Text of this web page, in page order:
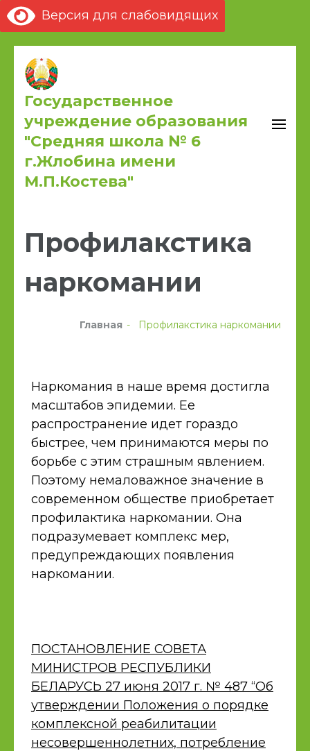
Версия для слабовидящих
Государственное
учреждение образования
"Средняя школа № 6
г.Жлобина имени
М.П.Костева"
Профилакстика
наркомании
Главная - Профилакстика наркомании
Наркомания в наше время достигла
масштабов эпидемии. Ее
распространение идет гораздо
быстрее, чем принимаются меры по
борьбе с этим страшным явлением.
Поэтому немаловажное значение в
современном обществе приобретает
профилактика наркомании. Она
подразумевает комплекс мер,
предупреждающих появления
наркомании.
ПОСТАНОВЛЕНИЕ СОВЕТА
МИНИСТРОВ РЕСПУБЛИКИ
БЕЛАРУСЬ 27 июня 2017 г. № 487 “Об
утверждении Положения о порядке
комплексной реабилитации
несовершеннолетних, потребление